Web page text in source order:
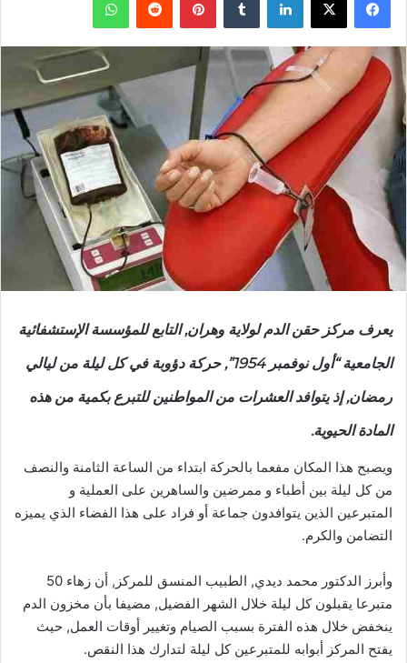
يعرف مركز حقن الدم لولاية وهران, التابع للمؤسسة الإستشفائية
الجامعية “أول نوفمبر 1954”, حركة دؤوبة في كل ليلة من ليالي
رمضان, إذ يتوافد العشرات من المواطنين للتبرع بكمية من هذه
المادة الحيوية.
ويصبح هذا المكان مفعما بالحركة ابتداء من الساعة الثامنة والنصف
من كل ليلة بين أطباء و ممرضين والساهرين على العملية و
المتبرعين الذين يتوافدون جماعة أو فراد على هذا الفضاء الذي يميزه
التضامن والكرم.
وأبرز الدكتور محمد ديدي, الطبيب المنسق للمركز, أن زهاء 50
متبرعا يقبلون كل ليلة خلال الشهر الفضيل, مضيفا بأن مخزون الدم
ينخفض خلال هذه الفترة بسبب الصيام وتغيير أوقات العمل, حيث
يفتح المركز أبوابه للمتبرعين كل ليلة لتدارك هذا النقص.